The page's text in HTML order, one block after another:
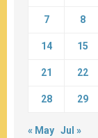
7 8
14 15
21 22
28 29
« May Jul »